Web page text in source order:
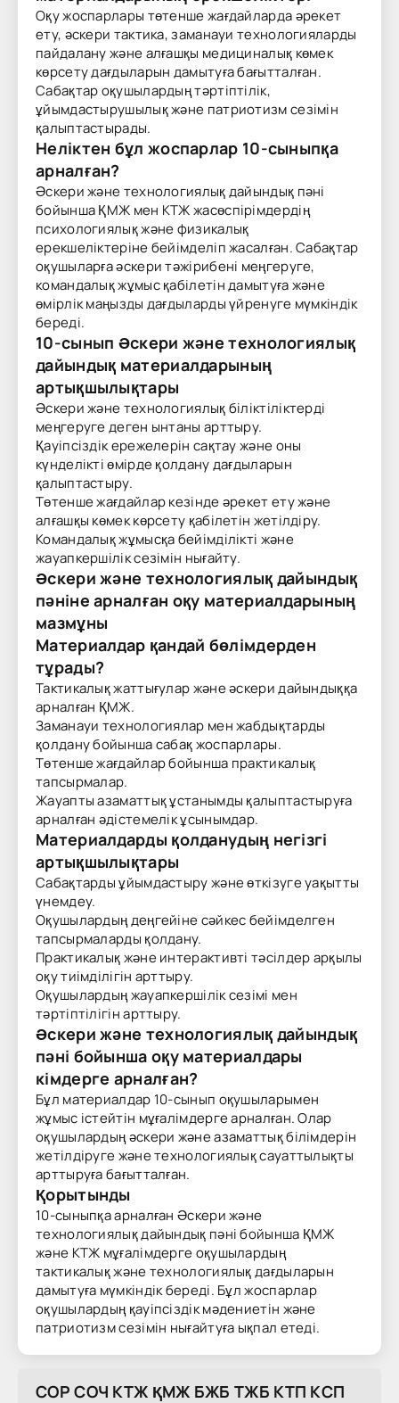
Оқу жоспарлары төтенше жағдайларда әрекет
ету, әскери тактика, заманауи технологияларды
пайдалану және алғашқы медициналық көмек
көрсету дағдыларын дамытуға бағытталған.
Сабақтар оқушылардың тәртіптілік,
ұйымдастырушылық және патриотизм сезімін
қалыптастырады.
Неліктен бұл жоспарлар 10-сыныпқа
арналған?
Әскери және технологиялық дайындық пәні
бойынша ҚМЖ мен КТЖ жасөспірімдердің
психологиялық және физикалық
ерекшеліктеріне бейімделіп жасалған. Сабақтар
оқушыларға әскери тәжірибені меңгеруге,
командалық жұмыс қабілетін дамытуға және
өмірлік маңызды дағдыларды үйренуге мүмкіндік
береді.
10-сынып Әскери және технологиялық
дайындық материалдарының
артықшылықтары
Әскери және технологиялық біліктіліктерді
меңгеруге деген ынтаны арттыру.
Қауіпсіздік ережелерін сақтау және оны
күнделікті өмірде қолдану дағдыларын
қалыптастыру.
Төтенше жағдайлар кезінде әрекет ету және
алғашқы көмек көрсету қабілетін жетілдіру.
Командалық жұмысқа бейімділікті және
жауапкершілік сезімін нығайту.
Әскери және технологиялық дайындық
пәніне арналған оқу материалдарының
мазмұны
Материалдар қандай бөлімдерден
тұрады?
Тактикалық жаттығулар және әскери дайындыққа
арналған ҚМЖ.
Заманауи технологиялар мен жабдықтарды
қолдану бойынша сабақ жоспарлары.
Төтенше жағдайлар бойынша практикалық
тапсырмалар.
Жауапты азаматтық ұстанымды қалыптастыруға
арналған әдістемелік ұсынымдар.
Материалдарды қолданудың негізгі
артықшылықтары
Сабақтарды ұйымдастыру және өткізуге уақытты
үнемдеу.
Оқушылардың деңгейіне сәйкес бейімделген
тапсырмаларды қолдану.
Практикалық және интерактивті тәсілдер арқылы
оқу тиімділігін арттыру.
Оқушылардың жауапкершілік сезімі мен
тәртіптілігін арттыру.
Әскери және технологиялық дайындық
пәні бойынша оқу материалдары
кімдерге арналған?
Бұл материалдар 10-сынып оқушыларымен
жұмыс істейтін мұғалімдерге арналған. Олар
оқушылардың әскери және азаматтық білімдерін
жетілдіруге және технологиялық сауаттылықты
арттыруға бағытталған.
Қорытынды
10-сыныпқа арналған Әскери және
технологиялық дайындық пәні бойынша ҚМЖ
және КТЖ мұғалімдерге оқушылардың
тактикалық және технологиялық дағдыларын
дамытуға мүмкіндік береді. Бұл жоспарлар
оқушылардың қауіпсіздік мәдениетін және
патриотизм сезімін нығайтуға ықпал етеді.
COP COЧ KTЖ ҚMЖ БЖБ TЖБ KTП KCП